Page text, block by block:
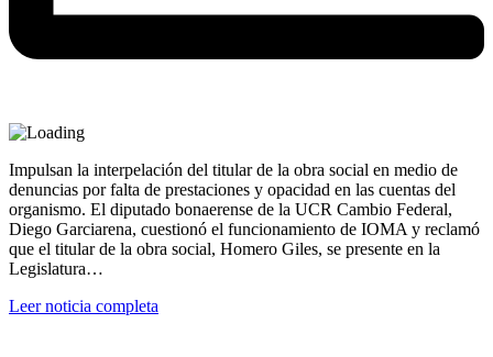
Impulsan la interpelación del titular de la obra social en medio de
denuncias por falta de prestaciones y opacidad en las cuentas del
organismo. El diputado bonaerense de la UCR Cambio Federal,
Diego Garciarena, cuestionó el funcionamiento de IOMA y reclamó
que el titular de la obra social, Homero Giles, se presente en la
Legislatura…
Leer noticia completa